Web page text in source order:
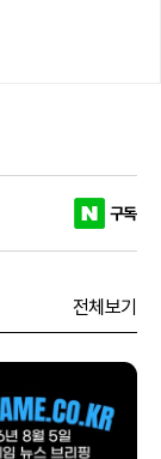
구독
전체보기